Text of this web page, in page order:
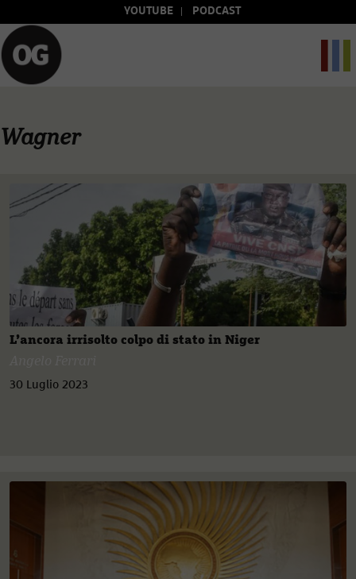
YOUTUBE PODCAST
Wagner
L’ancora irrisolto colpo di stato in Niger
30 Luglio 2023